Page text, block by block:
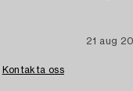
21 aug
Kontakta oss